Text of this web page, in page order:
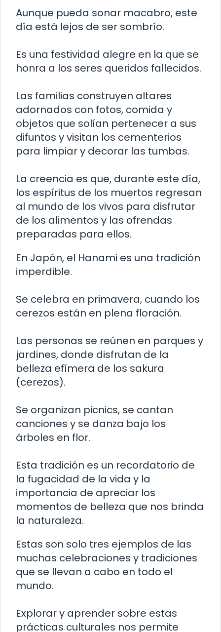
Aunque pueda sonar macabro, este
día está lejos de ser sombrío.
Es una festividad alegre en la que se
honra a los seres queridos fallecidos.
Las familias construyen altares
adornados con fotos, comida y
objetos que solían pertenecer a sus
difuntos y visitan los cementerios
para limpiar y decorar las tumbas.
La creencia es que, durante este día,
los espíritus de los muertos regresan
al mundo de los vivos para disfrutar
de los alimentos y las ofrendas
preparadas para ellos.
En Japón, el Hanami es una tradición
imperdible.
Se celebra en primavera, cuando los
cerezos están en plena floración.
Las personas se reúnen en parques y
jardines, donde disfrutan de la
belleza efímera de los sakura
(cerezos).
Se organizan picnics, se cantan
canciones y se danza bajo los
árboles en flor.
Esta tradición es un recordatorio de
la fugacidad de la vida y la
importancia de apreciar los
momentos de belleza que nos brinda
la naturaleza.
Estas son solo tres ejemplos de las
muchas celebraciones y tradiciones
que se llevan a cabo en todo el
mundo.
Explorar y aprender sobre estas
prácticas culturales nos permite